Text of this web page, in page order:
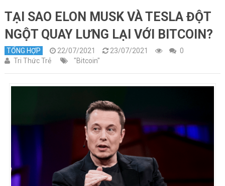
TẠI SAO ELON MUSK VÀ TESLA ĐỘT
NGỘT QUAY LƯNG LẠI VỚI BITCOIN?
TỔNG HỢP 22/07/2021 23/07/2021
0
Tri Thức Trẻ
"Bitcoin"